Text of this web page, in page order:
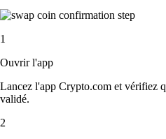
1
Ouvrir l'app
Lancez l'app Crypto.com et vérifiez
validé.
2